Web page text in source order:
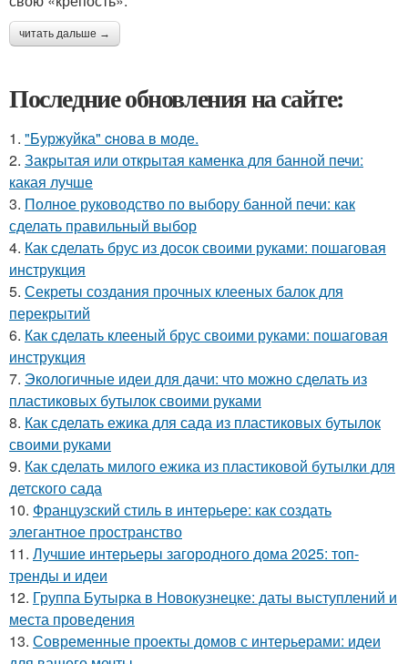
читать дальше →
Последние обновления на сайте:
1. "Буржуйка" cнова в моде.
2. Закрытая или открытая каменка для банной печи:
какая лучше
3. Полное руководство по выбору банной печи: как
сделать правильный выбор
4. Как сделать брус из досок своими руками: пошаговая
инструкция
5. Секреты создания прочных клееных балок для
перекрытий
6. Как сделать клееный брус своими руками: пошаговая
инструкция
7. Экологичные идеи для дачи: что можно сделать из
пластиковых бутылок своими руками
8. Как сделать ежика для сада из пластиковых бутылок
своими руками
9. Как сделать милого ежика из пластиковой бутылки для
детского сада
10. Французский стиль в интерьере: как создать
элегантное пространство
11. Лучшие интерьеры загородного дома 2025: топ-
тренды и идеи
12. Группа Бутырка в Новокузнецке: даты выступлений и
места проведения
13. Современные проекты домов с интерьерами: идеи